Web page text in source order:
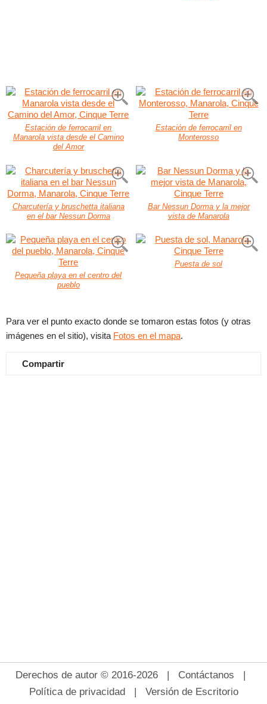
Estación de ferrocarril en
Manarola vista desde el Camino
del Amor
Estación de ferrocarril en
Monterosso
Charcutería y bruschetta italiana
en el bar Nessun Dorma
Bar Nessun Dorma y la mejor
vista de Manarola
Pequeña playa en el centro del
pueblo
Puesta de sol
Para ver el punto exacto donde se tomaron estas fotos (y otras
imágenes en el sitio), visita Fotos en el mapa.
Compartir
Derechos de autor © 2016-2026 | Contáctanos
Política de privacidad
Versión de Escritorio